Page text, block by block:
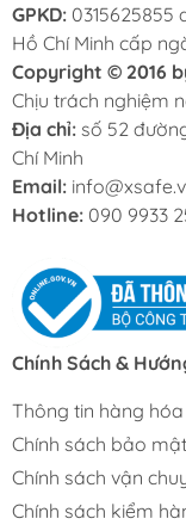
GPKD:
Hồ Chí Minh cấp
Copyright © 2016
Chịu trách nghiệm
Địa chỉ: số 52
Chí Minh
Email:
Hotline: 090 9933
Chính Sách &
Thông tin hàng hóa
Chính sách bảo
Chính sách vận
Chính sách kiểm